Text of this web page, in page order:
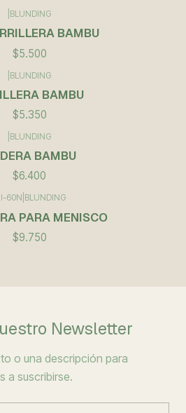
BLUNDING
BAMBU
$5.500
BLUNDING
BAMBU
$5.350
BLUNDING
BAMBU
$6.400
60N BLUNDING
PARA MENISCO
$9.750
Newsletter
o una descripción para
a suscribirse.